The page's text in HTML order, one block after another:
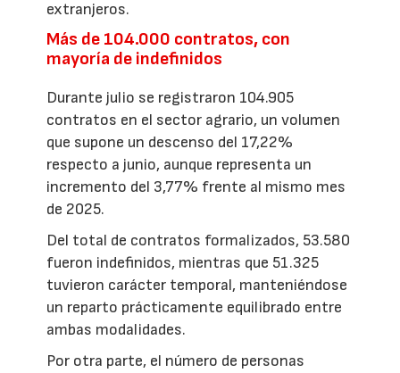
extranjeros.
Más de 104.000 contratos, con
mayoría de indefinidos
Durante julio se registraron 104.905
contratos en el sector agrario, un volumen
que supone un descenso del 17,22%
respecto a junio, aunque representa un
incremento del 3,77% frente al mismo mes
de 2025.
Del total de contratos formalizados, 53.580
fueron indefinidos, mientras que 51.325
tuvieron carácter temporal, manteniéndose
un reparto prácticamente equilibrado entre
ambas modalidades.
Por otra parte, el número de personas